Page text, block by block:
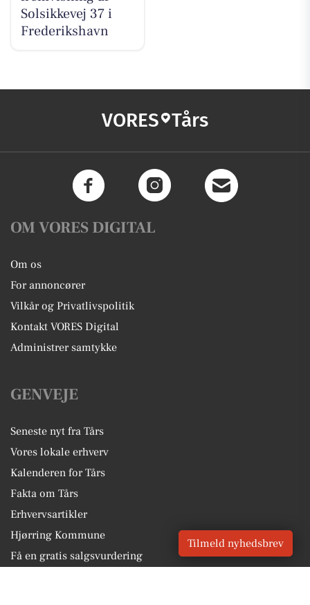
Solsikkevej 37 i
Frederikshavn
VORES Tårs
OM VORES DIGITAL
Om os
For annoncører
Vilkår og Privatlivspolitik
Kontakt VORES Digital
Administrer samtykke
GENVEJE
Seneste nyt fra Tårs
Vores lokale erhverv
Kalenderen for Tårs
Fakta om Tårs
Erhvervsartikler
Hjørring Kommune
Få en gratis salgsvurdering
Tilmeld nyhedsbrev